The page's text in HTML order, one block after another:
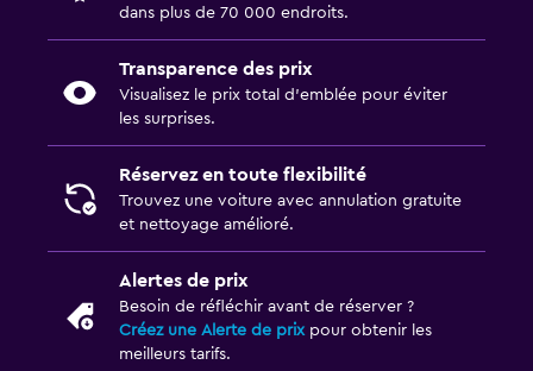
dans plus de 70 000 endroits.
Transparence des prix
Visualisez le prix total d’emblée pour éviter
les surprises.
Réservez en toute flexibilité
Trouvez une voiture avec annulation gratuite
et nettoyage amélioré.
Alertes de prix
Besoin de réfléchir avant de réserver ?
Créez une Alerte de prixpour obtenir les
meilleurs tarifs.